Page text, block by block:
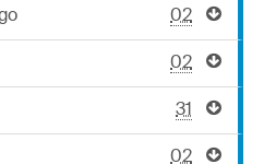
02
02
31
02